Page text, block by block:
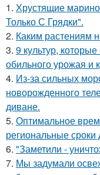
1. Хрустящие
Только С Грядки".
2. Каким растениям
3. 9 культур,
обильного урожая и
4. Из-за сильных
новорожденного
диване.
5. Оптимальное
региональные сроки
6. "Заметили -
7. Мы задумали